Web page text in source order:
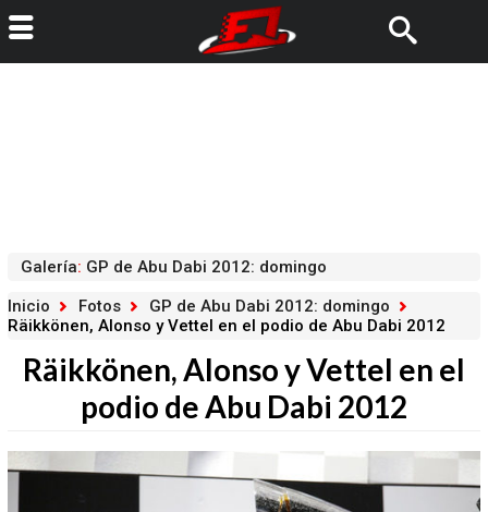
Galería: GP de Abu Dabi 2012: domingo
Inicio
Fotos
GP de Abu Dabi 2012: domingo
Räikkönen, Alonso y Vettel en el podio de Abu Dabi 2012
Räikkönen, Alonso y Vettel en el
podio de Abu Dabi 2012